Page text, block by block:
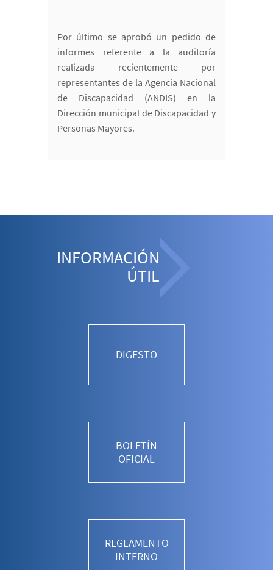
Por último se aprobó un pedido de
informes referente a la auditoría
realizada recientemente por
representantes de la Agencia Nacional
de Discapacidad (ANDIS) en la
Dirección municipal de Discapacidad y
Personas Mayores.
INFORMACIÓN
ÚTIL
DIGESTO
BOLETÍN
OFICIAL
REGLAMENTO
INTERNO